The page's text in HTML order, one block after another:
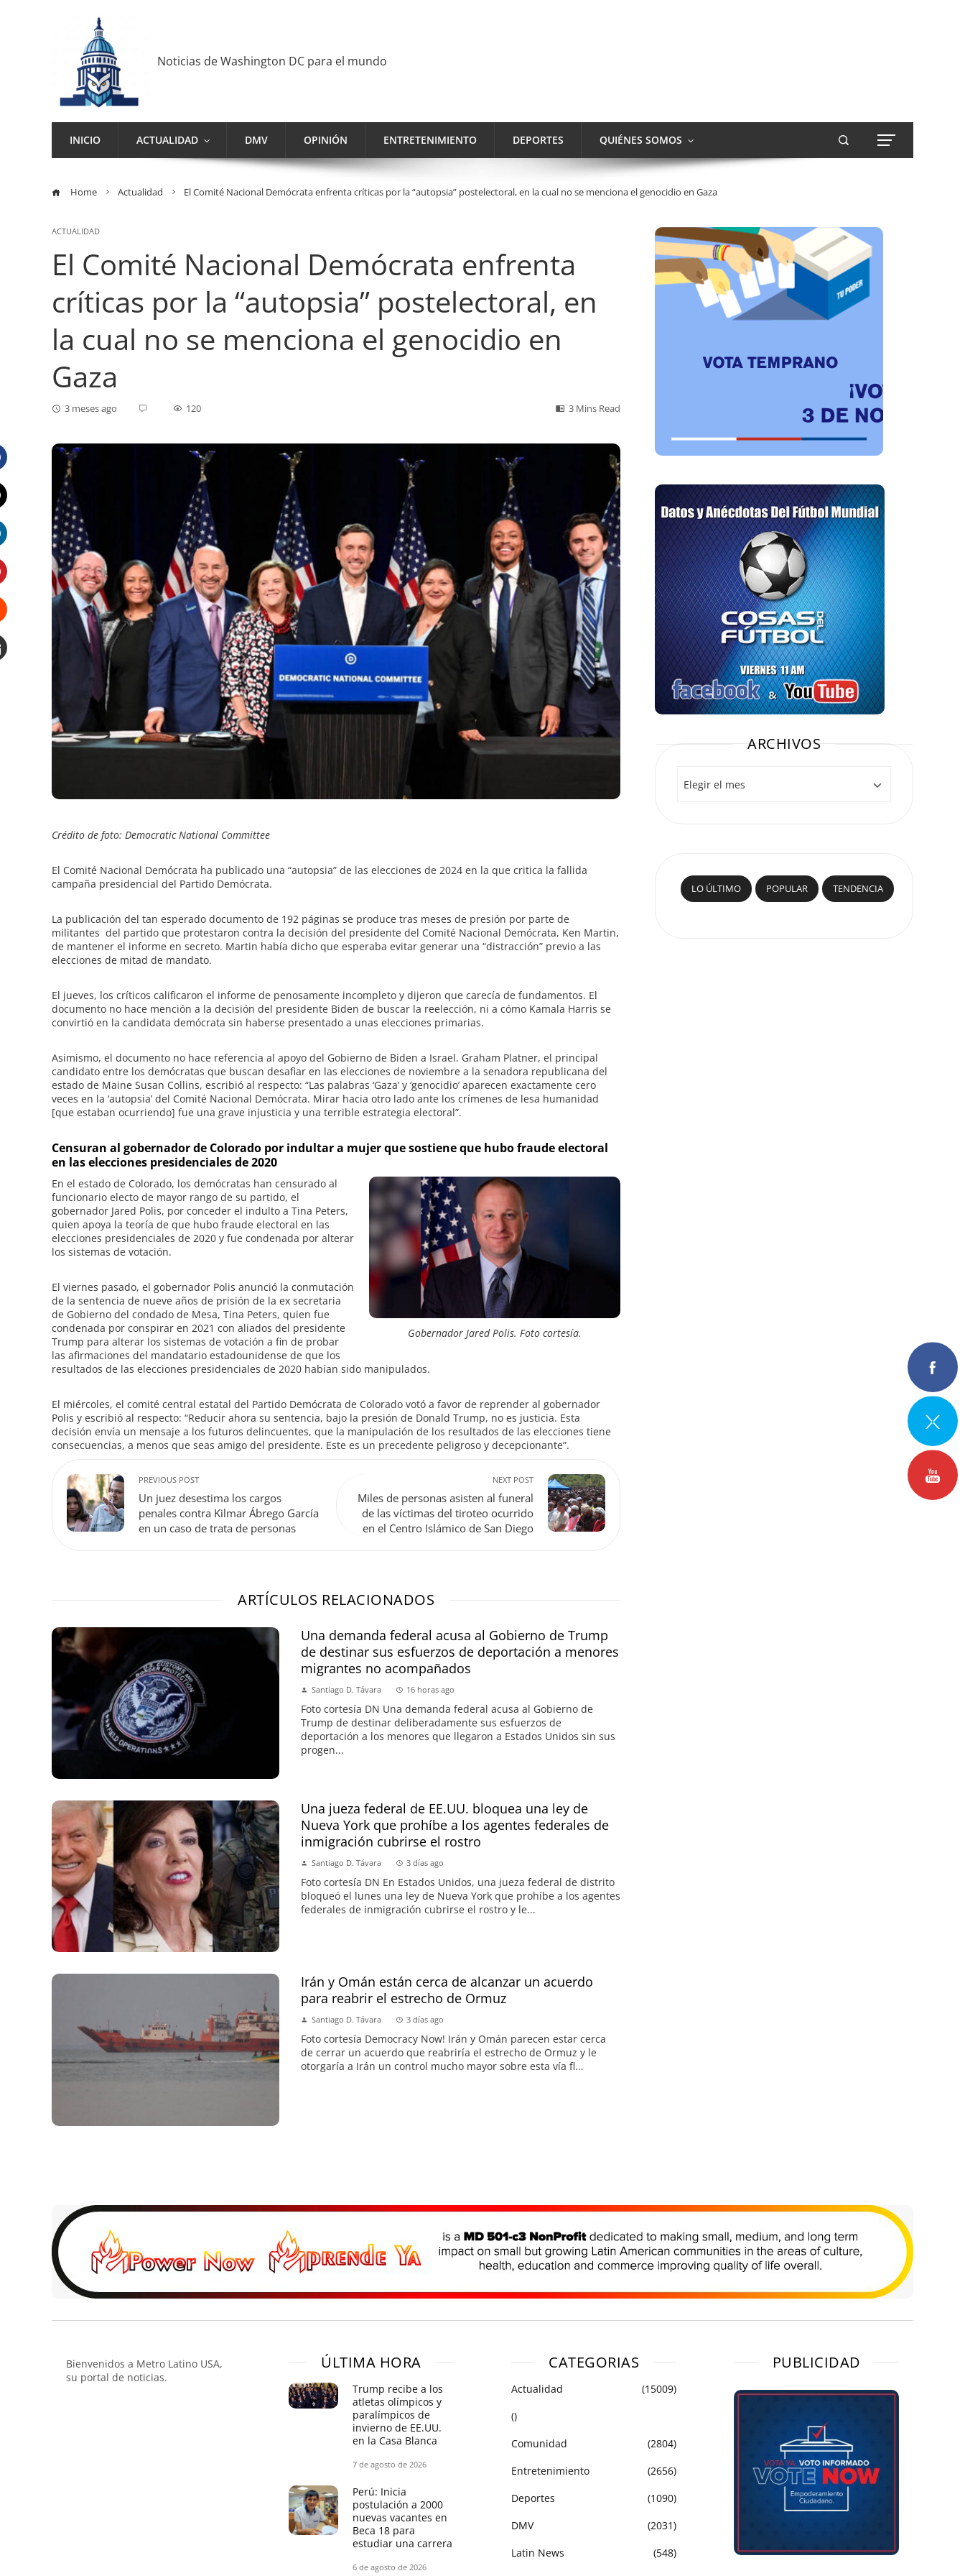
Noticias de Washington DC para el mundo
INICIO ACTUALIDAD DMV OPINIÓN ENTRETENIMIENTO DEPORTES QUIÉNES SOMOS
Home Actualidad El Comité Nacional Demócrata enfrenta críticas por la “autopsia” postelectoral, en la cual no se menciona el genocidio en Gaza
ACTUALIDAD
El Comité Nacional Demócrata enfrenta
críticas por la “autopsia” postelectoral, en
la cual no se menciona el genocidio en
Gaza
3 meses ago 120 3 Mins Read
Crédito de foto: Democratic National Committee
El Comité Nacional Demócrata ha publicado una “autopsia” de las elecciones de 2024 en la que critica la fallida
campaña presidencial del Partido Demócrata.
La publicación del tan esperado documento de 192 páginas se produce tras meses de presión por parte de
militantes del partido que protestaron contra la decisión del presidente del Comité Nacional Demócrata, Ken Martin,
de mantener el informe en secreto. Martin había dicho que esperaba evitar generar una “distracción” previo a las
elecciones de mitad de mandato.
El jueves, los críticos calificaron el informe de penosamente incompleto y dijeron que carecía de fundamentos. El
documento no hace mención a la decisión del presidente Biden de buscar la reelección, ni a cómo Kamala Harris se
convirtió en la candidata demócrata sin haberse presentado a unas elecciones primarias.
Asimismo, el documento no hace referencia al apoyo del Gobierno de Biden a Israel. Graham Platner, el principal
candidato entre los demócratas que buscan desafiar en las elecciones de noviembre a la senadora republicana del
estado de Maine Susan Collins, escribió al respecto: “Las palabras ‘Gaza’ y ‘genocidio’ aparecen exactamente cero
veces en la ‘autopsia’ del Comité Nacional Demócrata. Mirar hacia otro lado ante los crímenes de lesa humanidad
[que estaban ocurriendo] fue una grave injusticia y una terrible estrategia electoral”.
Censuran al gobernador de Colorado por indultar a mujer que sostiene que hubo fraude electoral
en las elecciones presidenciales de 2020
Gobernador Jared Polis. Foto cortesía.
En el estado de Colorado, los demócratas han censurado al
funcionario electo de mayor rango de su partido, el
gobernador Jared Polis, por conceder el indulto a Tina Peters,
quien apoya la teoría de que hubo fraude electoral en las
elecciones presidenciales de 2020 y fue condenada por alterar
los sistemas de votación.
El viernes pasado, el gobernador Polis anunció la conmutación
de la sentencia de nueve años de prisión de la ex secretaria
de Gobierno del condado de Mesa, Tina Peters, quien fue
condenada por conspirar en 2021 con aliados del presidente
Trump para alterar los sistemas de votación a fin de probar
las afirmaciones del mandatario estadounidense de que los
resultados de las elecciones presidenciales de 2020 habían sido manipulados.
El miércoles, el comité central estatal del Partido Demócrata de Colorado votó a favor de reprender al gobernador
Polis y escribió al respecto: “Reducir ahora su sentencia, bajo la presión de Donald Trump, no es justicia. Esta
decisión envía un mensaje a los futuros delincuentes, que la manipulación de los resultados de las elecciones tiene
consecuencias, a menos que seas amigo del presidente. Este es un precedente peligroso y decepcionante”.
PREVIOUS POST
Un juez desestima los cargos
penales contra Kilmar Ábrego García
en un caso de trata de personas
NEXT POST
Miles de personas asisten al funeral
de las víctimas del tiroteo ocurrido
en el Centro Islámico de San Diego
ARTÍCULOS RELACIONADOS
Una demanda federal acusa al Gobierno de Trump
de destinar sus esfuerzos de deportación a menores
migrantes no acompañados
Santiago D. Távara 16 horas ago
Foto cortesía DN Una demanda federal acusa al Gobierno de
Trump de destinar deliberadamente sus esfuerzos de
deportación a los menores que llegaron a Estados Unidos sin sus
progen...
Una jueza federal de EE.UU. bloquea una ley de
Nueva York que prohíbe a los agentes federales de
inmigración cubrirse el rostro
Santiago D. Távara 3 días ago
Foto cortesía DN En Estados Unidos, una jueza federal de distrito
bloqueó el lunes una ley de Nueva York que prohíbe a los agentes
federales de inmigración cubrirse el rostro y le...
Irán y Omán están cerca de alcanzar un acuerdo
para reabrir el estrecho de Ormuz
Santiago D. Távara 3 días ago
Foto cortesía Democracy Now! Irán y Omán parecen estar cerca
de cerrar un acuerdo que reabriría el estrecho de Ormuz y le
otorgaría a Irán un control mucho mayor sobre esta vía fl...
ARCHIVOS
LO ÚLTIMO POPULAR TENDENCIA
Bienvenidos a Metro Latino USA,
su portal de noticias.
ÚLTIMA HORA
Trump recibe a los
atletas olímpicos y
paralímpicos de
invierno de EE.UU.
en la Casa Blanca
7 de agosto de 2026
Perú: Inicia
postulación a 2000
nuevas vacantes en
Beca 18 para
estudiar una carrera
6 de agosto de 2026
CATEGORIAS
Actualidad
(15009)
()
Comunidad
(2804)
Entretenimiento
(2656)
Deportes
(1090)
DMV
(2031)
Latin News
(548)
PUBLICIDAD